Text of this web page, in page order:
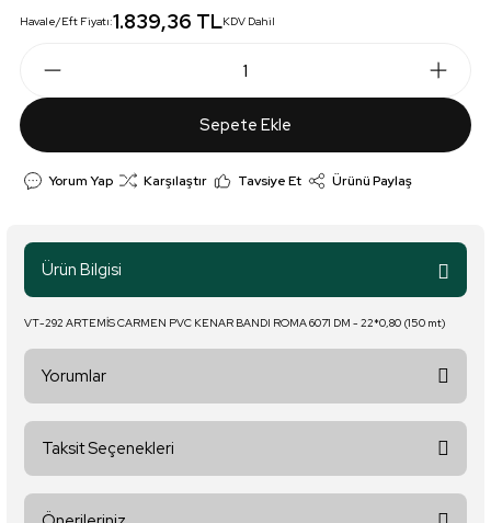
Havale/Eft Fiyatı:1.839,36 TLKDV Dahil
Sepete Ekle
Yorum Yap Karşılaştır Tavsiye Et Ürünü Paylaş
Ürün Bilgisi
VT-292 ARTEMİS CARMEN PVC KENAR BANDI ROMA 6071 DM - 22*0,80 (150 mt)
Yorumlar
Taksit Seçenekleri